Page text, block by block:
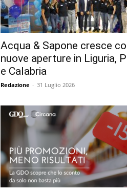
Acqua & Sapone cresce
nuove aperture in Liguria,
e Calabria
Redazione - 31 Luglio 2026